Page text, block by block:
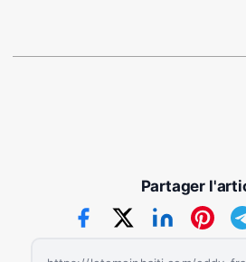
Partager